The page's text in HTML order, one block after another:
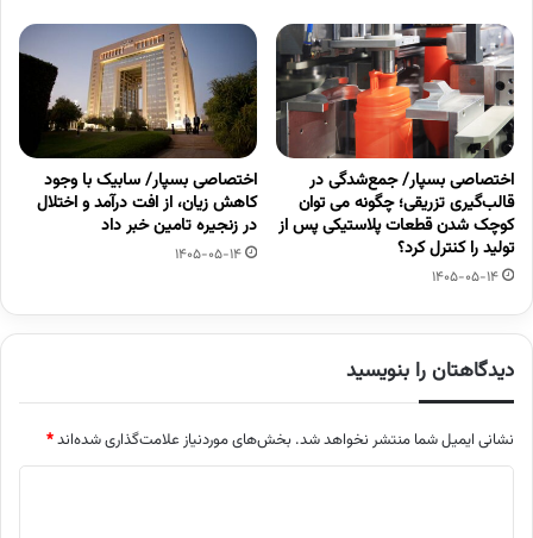
اختصاصی بسپار/ جمع‌شدگی در
قالب‌گیری تزریقی؛ چگونه می توان
کوچک شدن قطعات پلاستیکی پس از
تولید را کنترل کرد؟
1405-05-14
اختصاصی بسپار/ سابیک با وجود
کاهش زیان، از افت درآمد و اختلال
در زنجیره تامین خبر داد
1405-05-14
دیدگاهتان را بنویسید
نشانی ایمیل شما منتشر نخواهد شد. بخش‌های موردنیاز علامت‌گذاری شده‌اند*